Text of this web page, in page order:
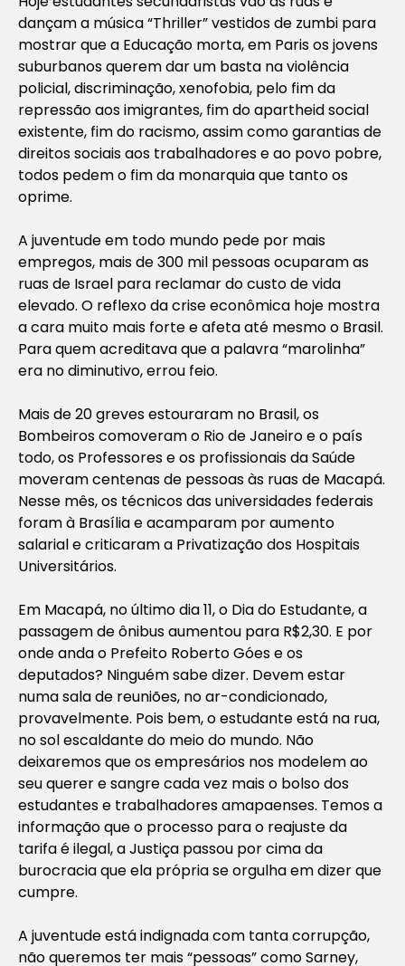
dançam a música “Thriller” vestidos de zumbi para
mostrar que a Educação morta, em Paris os jovens
suburbanos querem dar um basta na violência
policial, discriminação, xenofobia, pelo fim da
repressão aos imigrantes, fim do apartheid social
existente, fim do racismo, assim como garantias de
direitos sociais aos trabalhadores e ao povo pobre,
todos pedem o fim da monarquia que tanto os
oprime.
A juventude em todo mundo pede por mais
empregos, mais de 300 mil pessoas ocuparam as
ruas de Israel para reclamar do custo de vida
elevado. O reflexo da crise econômica hoje mostra
a cara muito mais forte e afeta até mesmo o Brasil.
Para quem acreditava que a palavra “marolinha”
era no diminutivo, errou feio.
Mais de 20 greves estouraram no Brasil, os
Bombeiros comoveram o Rio de Janeiro e o país
todo, os Professores e os profissionais da Saúde
moveram centenas de pessoas às ruas de Macapá.
Nesse mês, os técnicos das universidades federais
foram à Brasília e acamparam por aumento
salarial e criticaram a Privatização dos Hospitais
Universitários.
Em Macapá, no último dia 11, o Dia do Estudante, a
passagem de ônibus aumentou para R$2,30. E por
onde anda o Prefeito Roberto Góes e os
deputados? Ninguém sabe dizer. Devem estar
numa sala de reuniões, no ar-condicionado,
provavelmente. Pois bem, o estudante está na rua,
no sol escaldante do meio do mundo. Não
deixaremos que os empresários nos modelem ao
seu querer e sangre cada vez mais o bolso dos
estudantes e trabalhadores amapaenses. Temos a
informação que o processo para o reajuste da
tarifa é ilegal, a Justiça passou por cima da
burocracia que ela própria se orgulha em dizer que
cumpre.
A juventude está indignada com tanta corrupção,
não queremos ter mais “pessoas” como Sarney,